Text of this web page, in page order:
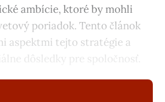
ambície, ktoré by mohli
poriadok. Tento článok
aspektmi tejto stratégie a
dôsledky pre spoločnosť.